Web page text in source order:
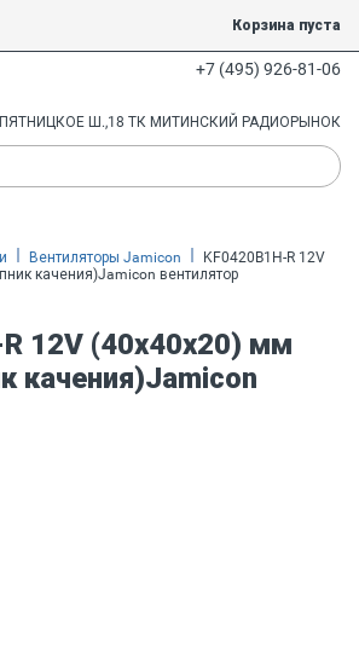
Корзина пуста
+7 (495) 926-81-06
Ш.,18 ТК МИТИНСКИЙ РАДИОРЫНОК
Вентиляторы Jamicon
KF0420B1H-R 12V
качения)Jamicon вентилятор
12V (40х40х20) мм
качения)Jamicon